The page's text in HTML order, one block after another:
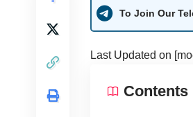
To Join Our
Last Updated on
Contents